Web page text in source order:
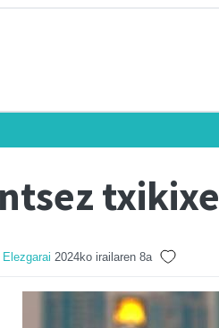
txikixe
2024ko irailaren 8a